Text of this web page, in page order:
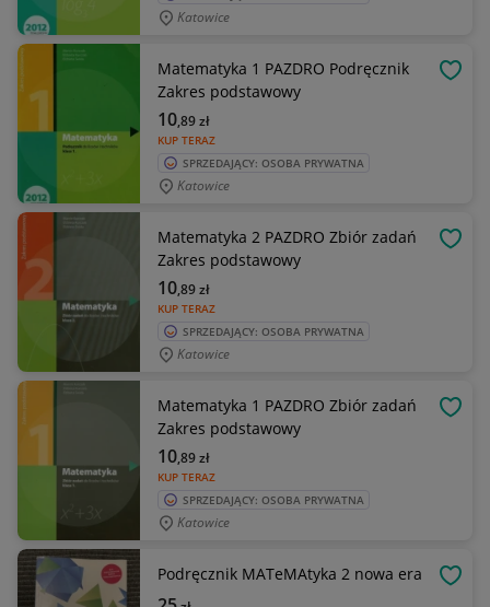
Katowice
Matematyka 1 PAZDRO Podręcznik
Zakres podstawowy
KUP TERAZ
10,89zł
SPRZEDAJĄCY: OSOBA PRYWATNA
Katowice
Matematyka 2 PAZDRO Zbiór zadań
Zakres podstawowy
KUP TERAZ
10,89zł
SPRZEDAJĄCY: OSOBA PRYWATNA
Katowice
Matematyka 1 PAZDRO Zbiór zadań
Zakres podstawowy
KUP TERAZ
10,89zł
SPRZEDAJĄCY: OSOBA PRYWATNA
Katowice
Podręcznik MATeMAtyka 2 nowa era